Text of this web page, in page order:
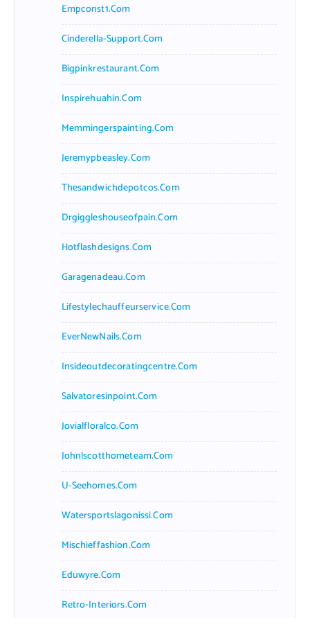
Empconst1.com
Cinderella-Support.com
Bigpinkrestaurant.com
Inspirehuahin.com
Memmingerspainting.com
Jeremypbeasley.com
Thesandwichdepotcos.com
Drgiggleshouseofpain.com
Hotflashdesigns.com
Garagenadeau.com
Lifestylechauffeurservice.com
EverNewNails.com
Insideoutdecoratingcentre.com
Salvatoresinpoint.com
Jovialfloralco.com
Johnlscotthometeam.com
U-Seehomes.com
Watersportslagonissi.com
Mischieffashion.com
Eduwyre.com
Retro-Interiors.com